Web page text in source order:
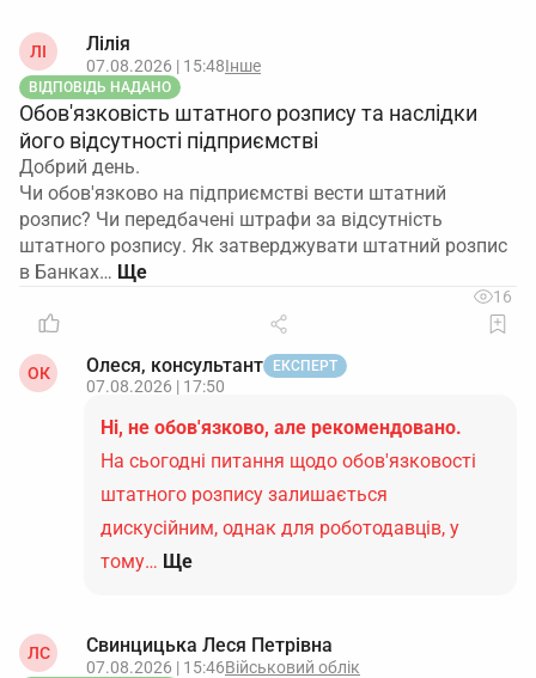
ЛІ Лілія
07.08.2026 | 15:48Інше
ВІДПОВІДЬ НАДАНО
Обов'язковість штатного розпису та наслідки
його відсутності підприємстві
Добрий день.
Чи обов'язково на підприємстві вести штатний
розпис? Чи передбачені штрафи за відсутність
штатного розпису. Як затверджувати штатний розпис
в Банках…
16
ОК Олеся, консультант ЕКСПЕРТ
07.08.2026 | 17:50
Ні, не обов'язково, але рекомендовано.
На сьогодні питання щодо обов'язковості
штатного розпису залишається
дискусійним, однак для роботодавців, у
тому… Ще
ЛС Свинцицька Леся Петрівна
07.08.2026 | 15:46Військовий облік